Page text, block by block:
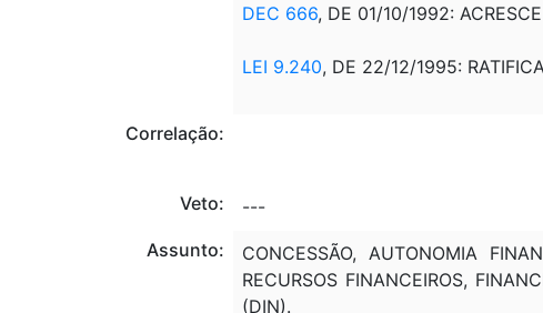
DEC 666, DE 01/10/1992:
LEI 9.240, DE 22/12/1995:
Correlação:
Veto:
---
Assunto:
CONCESSÃO, AUTONOMIA
RECURSOS FINANCEIROS,
(DIN).